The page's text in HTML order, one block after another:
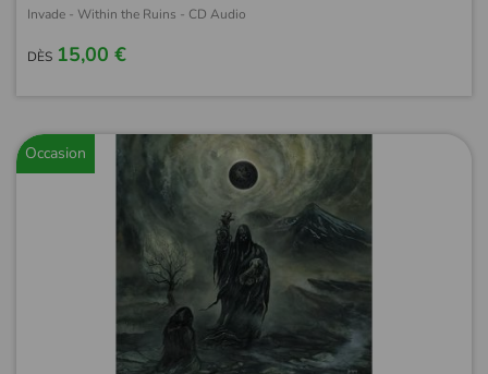
Invade - Within the Ruins - CD Audio
DÈS 15,00 €
Occasion